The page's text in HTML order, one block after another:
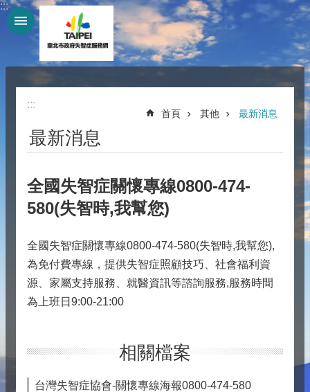
跳到主要內容區塊
:::
:::
首頁 其他 最新消息
最新消息
全國失智症關懷專線0800-474-
580(失智時,我幫您)
全國失智症關懷專線0800-474-580(失智時,我幫您),
為免付費專線，提供失智症照顧技巧、社會福利資
源、家屬支持服務、就醫資訊等諮詢服務,服務時間
為上班日9:00-21:00
相關檔案
台灣失智症協會-關懷專線海報0800-474-580